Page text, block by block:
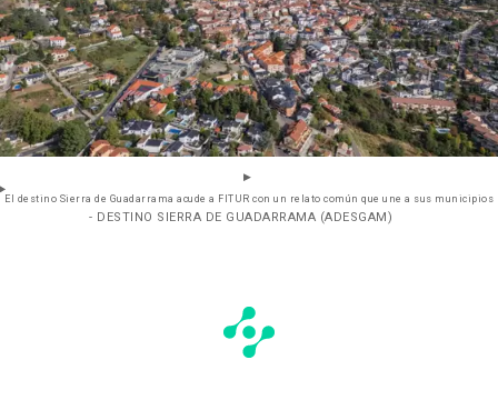
El destino Sierra de Guadarrama acude a FITUR con un relato común que une a sus municipios
- DESTINO SIERRA DE GUADARRAMA (ADESGAM)